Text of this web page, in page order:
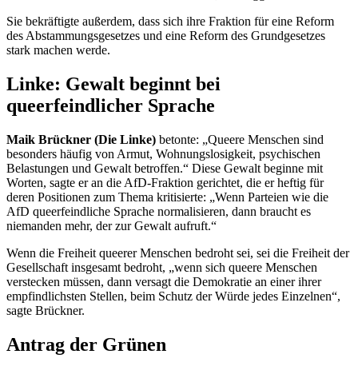
Sie bekräftigte außerdem, dass sich ihre Fraktion für eine Reform
des Abstammungsgesetzes und eine Reform des Grundgesetzes
stark machen werde.
Linke: Gewalt beginnt bei
queerfeindlicher Sprache
Maik Brückner (Die Linke) betonte: „Queere Menschen sind
besonders häufig von Armut, Wohnungslosigkeit, psychischen
Belastungen und Gewalt betroffen.“ Diese Gewalt beginne mit
Worten, sagte er an die AfD-Fraktion gerichtet, die er heftig für
deren Positionen zum Thema kritisierte: „Wenn Parteien wie die
AfD queerfeindliche Sprache normalisieren, dann braucht es
niemanden mehr, der zur Gewalt aufruft.“
Wenn die Freiheit queerer Menschen bedroht sei, sei die Freiheit der
Gesellschaft insgesamt bedroht, „wenn sich queere Menschen
verstecken müssen, dann versagt die Demokratie an einer ihrer
empfindlichsten Stellen, beim Schutz der Würde jedes Einzelnen“,
sagte Brückner.
Antrag der Grünen